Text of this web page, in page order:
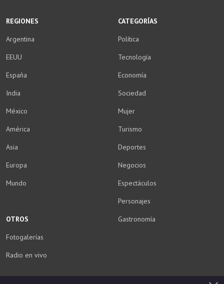
REGIONES
Argentina
EEUU
España
India
México
América
Asia
Europa
Mundo
CATEGORÍAS
Política
Tecnología
Economía
Sociedad
Mujer
Turismo
Deportes
Negocios
Espectáculos
Personajes
Gastronomía
OTROS
Fotogalerías
Radio en vivo